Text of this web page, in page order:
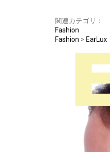
関連カテゴリ：
Fashion
Fashion > EarLux